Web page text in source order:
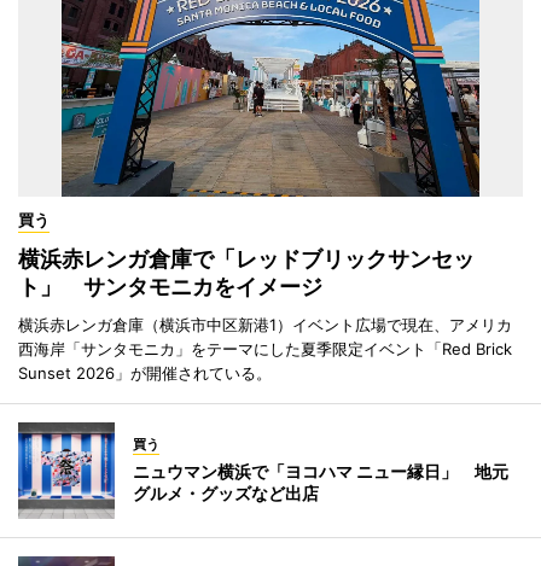
買う
横浜赤レンガ倉庫で「レッドブリックサンセッ
ト」 サンタモニカをイメージ
横浜赤レンガ倉庫（横浜市中区新港1）イベント広場で現在、アメリカ
西海岸「サンタモニカ」をテーマにした夏季限定イベント「Red Brick
Sunset 2026」が開催されている。
買う
ニュウマン横浜で「ヨコハマ ニュー縁日」 地元
グルメ・グッズなど出店